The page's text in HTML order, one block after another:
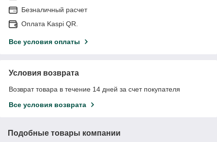
Безналичный расчет
Оплата Kaspi QR.
Все условия оплаты
Условия возврата
Возврат товара в течение 14 дней за счет покупателя
Все условия возврата
Подобные товары компании